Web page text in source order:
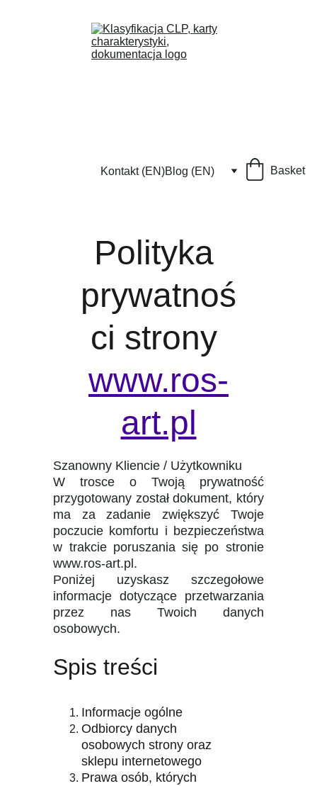
Kontakt (EN)Blog (EN) Basket
Polityka
prywatnoś
ci strony
www.ros-
art.pl
Szanowny Kliencie / Użytkowniku
W trosce o Twoją prywatność
przygotowany został dokument, który
ma za zadanie zwiększyć Twoje
poczucie komfortu i bezpieczeństwa
w trakcie poruszania się po stronie
www.ros-art.pl.
Poniżej uzyskasz szczegołowe
informacje dotyczące przetwarzania
przez nas Twoich danych
osobowych.
Spis treści
Informacje ogólne
Odbiorcy danych
osobowych strony oraz
sklepu internetowego
Prawa osób, których